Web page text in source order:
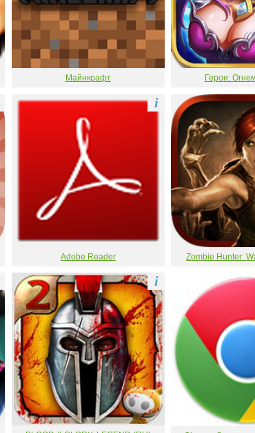
Майнкрафт Герои:
Adobe Reader
i
Zombie Hunter:
i